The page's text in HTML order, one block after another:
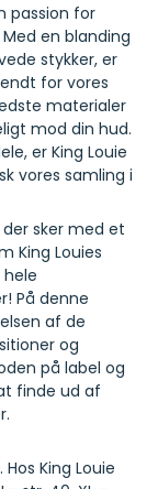
passion for
en blanding
stykker, er
for vores
materialer
mod din hud.
er King Louie
vores samling i
sker med et
King Louies
På denne
af de
og
på label og
finde ud af
King Louie